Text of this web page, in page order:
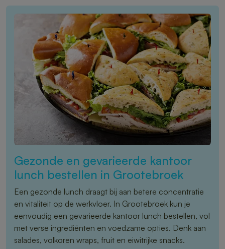
Gezonde en gevarieerde kantoor
lunch bestellen in Grootebroek
Een gezonde lunch draagt bij aan betere concentratie
en vitaliteit op de werkvloer. In Grootebroek kun je
eenvoudig een gevarieerde kantoor lunch bestellen, vol
met verse ingrediënten en voedzame opties. Denk aan
salades, volkoren wraps, fruit en eiwitrijke snacks.